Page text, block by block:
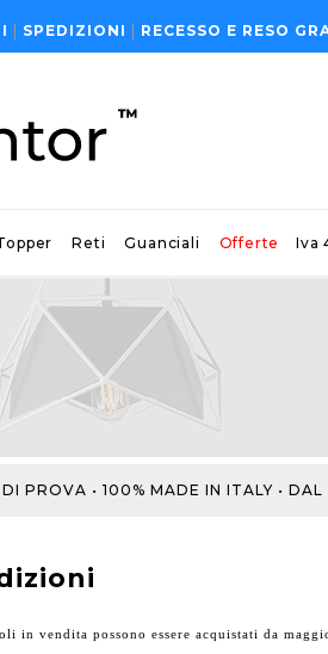
SPEDIZIONI RECESSO E RESO
Reti Guanciali Offerte Iva
• 100% MADE IN ITALY • DAL
in vendita possono essere acquistati da